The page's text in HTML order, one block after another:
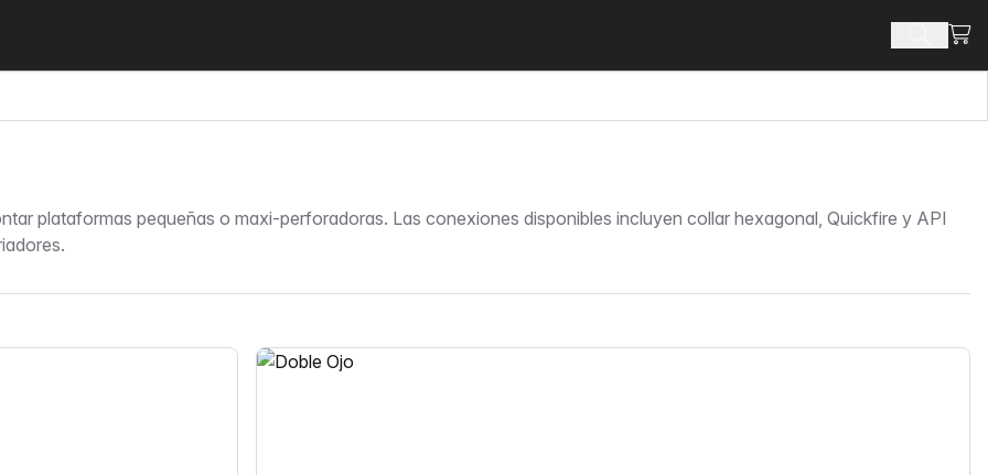
Buscar
Ver
plataformas pequeñas o maxi-perforadoras. Las conexiones disponibles incluyen collar hexagonal, Quickfire y API